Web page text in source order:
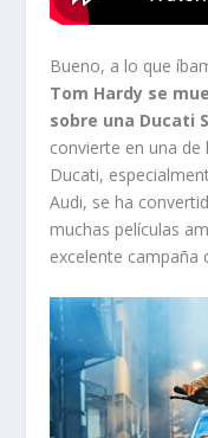
Bueno, a lo que
Tom Hardy se
sobre una Ducati
convierte en una de
Ducati,
Audi, se ha
muchas películas
excelente campaña